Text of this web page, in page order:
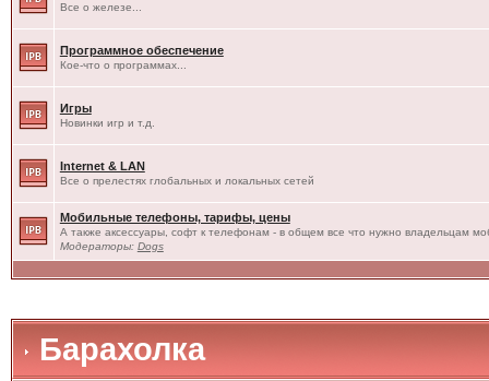
Все о железе...
Программное обеспечение
Кое-что о программах...
Игры
Новинки игр и т.д.
Internet & LAN
Все о прелестях глобальных и локальных сетей
Мобильные телефоны, тарифы, цены
А также аксессуары, софт к телефонам - в общем все что нужно владельцам
Модераторы: Dogs
Барахолка